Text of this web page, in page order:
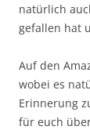
natürlich
gefallen hat
Auf den
wobei es
Erinnerung
für euch